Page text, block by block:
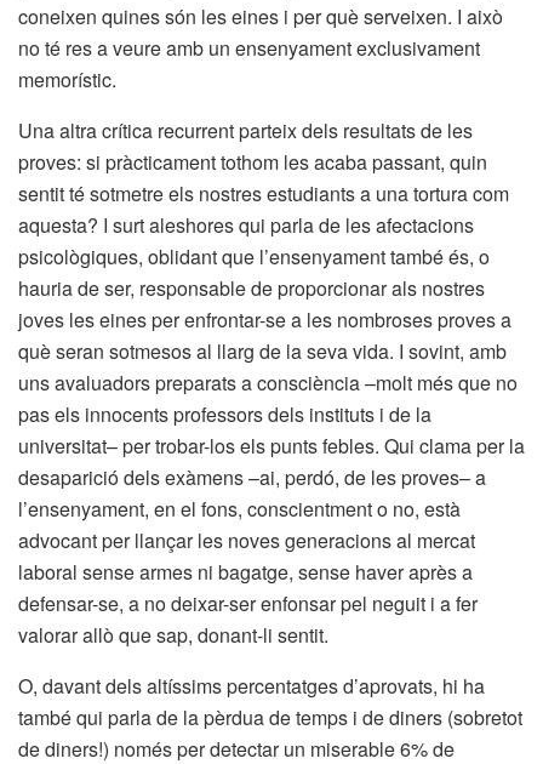
coneixen quines són les eines i per què serveixen. I això
no té res a veure amb un ensenyament exclusivament
memorístic.
Una altra crítica recurrent parteix dels resultats de les
proves: si pràcticament tothom les acaba passant, quin
sentit té sotmetre els nostres estudiants a una tortura com
aquesta? I surt aleshores qui parla de les afectacions
psicològiques, oblidant que l’ensenyament també és, o
hauria de ser, responsable de proporcionar als nostres
joves les eines per enfrontar-se a les nombroses proves a
què seran sotmesos al llarg de la seva vida. I sovint, amb
uns avaluadors preparats a consciència –molt més que no
pas els innocents professors dels instituts i de la
universitat– per trobar-los els punts febles. Qui clama per la
desaparició dels exàmens –ai, perdó, de les proves– a
l’ensenyament, en el fons, conscientment o no, està
advocant per llançar les noves generacions al mercat
laboral sense armes ni bagatge, sense haver après a
defensar-se, a no deixar-ser enfonsar pel neguit i a fer
valorar allò que sap, donant-li sentit.
O, davant dels altíssims percentatges d’aprovats, hi ha
també qui parla de la pèrdua de temps i de diners (sobretot
de diners!) només per detectar un miserable 6% de